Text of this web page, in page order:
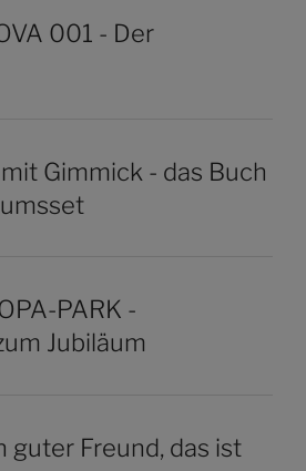
001 - Der
Gimmick - das Buch
PARK -
Jubiläum
guter Freund, das ist